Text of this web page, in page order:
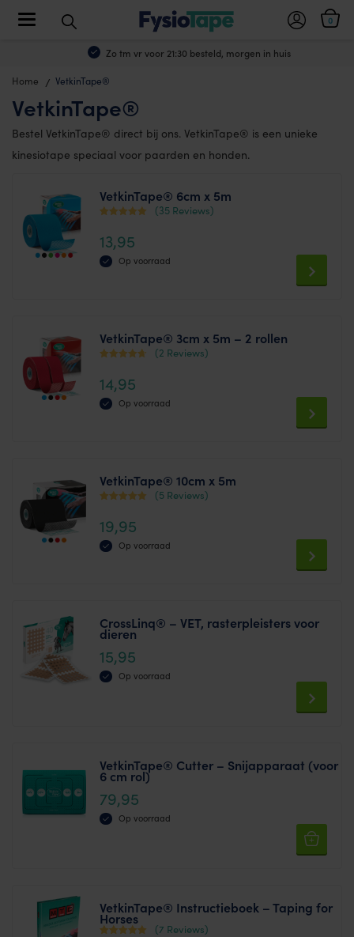
Zo tm vr voor 21:30 besteld, morgen in huis
0
Toggle navigation
Home VetkinTape®
VetkinTape®
Bestel VetkinTape® direct bij ons. VetkinTape® is een unieke
kinesiotape speciaal voor paarden en honden.
VetkinTape® 6cm x 5m
4.64
uit 5
(35 Reviews)
13,95
Op voorraad
multiple
The
options
on
product
page
VetkinTape® 3cm x 5m – 2 rollen
4.00
uit 5
(2 Reviews)
14,95
Op voorraad
multiple
The
options
on
the
product
VetkinTape® 10cm x 5m
4.80
uit 5
(5 Reviews)
19,95
Op voorraad
multiple
variants.
The
on
the
product
CrossLinq® – VET, rasterpleisters voor
dieren
15,95
Op voorraad
multiple
variants.
The
options
on
the
VetkinTape® Cutter – Snijapparaat (voor
6 cm rol)
79,95
Op voorraad
VetkinTape® Instructieboek – Taping for
Horses
(7 Reviews)